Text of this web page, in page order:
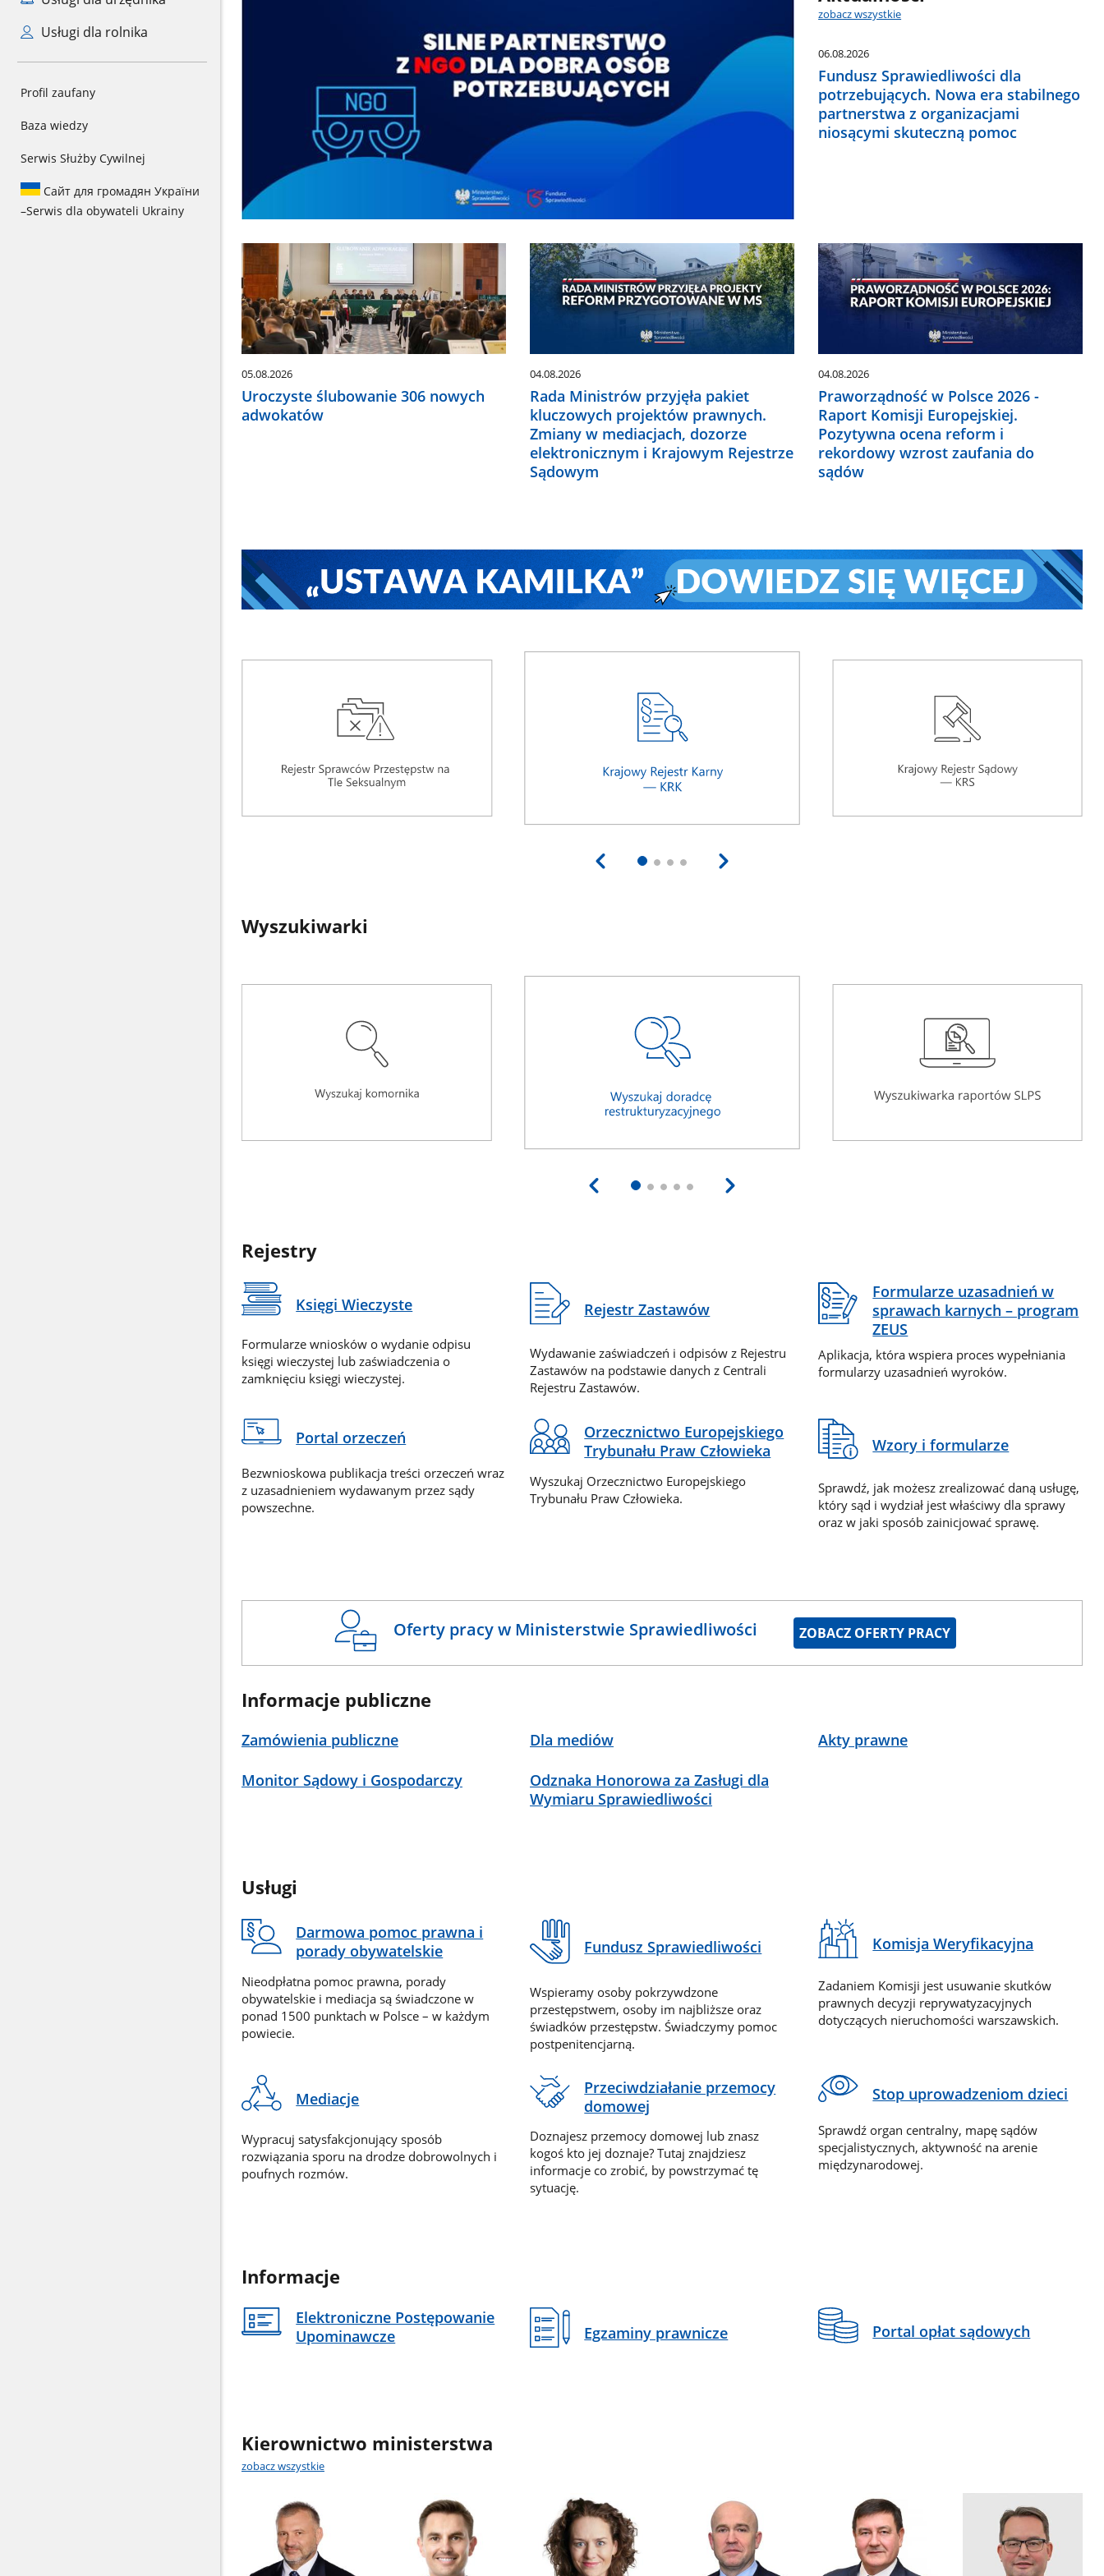
Usługi dla rolnika
Profil zaufany
Baza wiedzy
Serwis Służby Cywilnej
Сайт для громадян України
–Serwis dla obywateli Ukrainy
zobacz wszystkie
06.08.2026
Fundusz Sprawiedliwości dla
potrzebujących. Nowa era stabilnego
partnerstwa z organizacjami
niosącymi skuteczną pomoc
05.08.2026
Uroczyste ślubowanie 306 nowych
adwokatów
04.08.2026
Rada Ministrów przyjęła pakiet
kluczowych projektów prawnych.
Zmiany w mediacjach, dozorze
elektronicznym i Krajowym Rejestrze
Sądowym
04.08.2026
Praworządność w Polsce 2026 -
Raport Komisji Europejskiej.
Pozytywna ocena reform i
rekordowy wzrost zaufania do
sądów
Wyszukiwarki
Rejestry
Księgi Wieczyste
Formularze wniosków o wydanie odpisu
księgi wieczystej lub zaświadczenia o
zamknięciu księgi wieczystej.
Rejestr Zastawów
Wydawanie zaświadczeń i odpisów z Rejestru
Zastawów na podstawie danych z Centrali
Rejestru Zastawów.
Formularze uzasadnień w
sprawach karnych – program
ZEUS
Aplikacja, która wspiera proces wypełniania
formularzy uzasadnień wyroków.
Portal orzeczeń
Bezwnioskowa publikacja treści orzeczeń wraz
z uzasadnieniem wydawanym przez sądy
powszechne.
Orzecznictwo Europejskiego
Trybunału Praw Człowieka
Wyszukaj Orzecznictwo Europejskiego
Trybunału Praw Człowieka.
Wzory i formularze
Sprawdź, jak możesz zrealizować daną usługę,
który sąd i wydział jest właściwy dla sprawy
oraz w jaki sposób zainicjować sprawę.
Oferty pracy w Ministerstwie Sprawiedliwości ZOBACZ OFERTY PRACY
Informacje publiczne
Zamówienia publiczne Dla mediów Akty prawne
Monitor Sądowy i Gospodarczy
Odznaka Honorowa za Zasługi dla
Wymiaru Sprawiedliwości
Usługi
Darmowa pomoc prawna i
porady obywatelskie
Nieodpłatna pomoc prawna, porady
obywatelskie i mediacja są świadczone w
ponad 1500 punktach w Polsce – w każdym
powiecie.
Fundusz Sprawiedliwości
Wspieramy osoby pokrzywdzone
przestępstwem, osoby im najbliższe oraz
świadków przestępstw. Świadczymy pomoc
postpenitencjarną.
Komisja Weryfikacyjna
Zadaniem Komisji jest usuwanie skutków
prawnych decyzji reprywatyzacyjnych
dotyczących nieruchomości warszawskich.
Mediacje
Wypracuj satysfakcjonujący sposób
rozwiązania sporu na drodze dobrowolnych i
poufnych rozmów.
Przeciwdziałanie przemocy
domowej
Doznajesz przemocy domowej lub znasz
kogoś kto jej doznaje? Tutaj znajdziesz
informacje co zrobić, by powstrzymać tę
sytuację.
Stop uprowadzeniom dzieci
Sprawdź organ centralny, mapę sądów
specjalistycznych, aktywność na arenie
międzynarodowej.
Informacje
Elektroniczne Postępowanie
Upominawcze
Egzaminy prawnicze Portal opłat sądowych
Kierownictwo ministerstwa
zobacz wszystkie